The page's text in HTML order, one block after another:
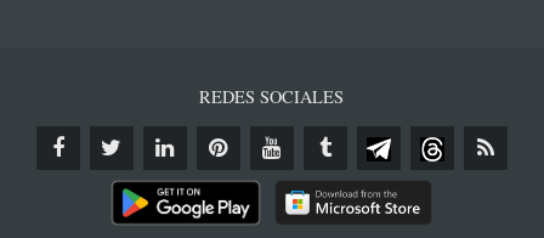
REDES SOCIALES